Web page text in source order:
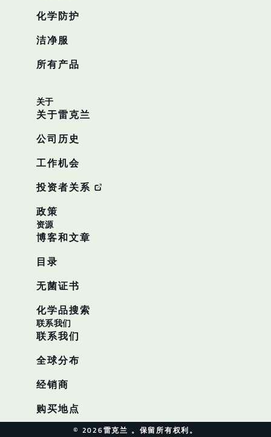
化学防护
洁净服
所有产品
关于
关于雷克兰
公司历史
工作机会
投资者关系
政策
资源
博客和文章
目录
无菌证书
化学品搜索
联系我们
联系我们
全球分布
经销商
购买地点
© 2026雷克兰 。保留所有权利。